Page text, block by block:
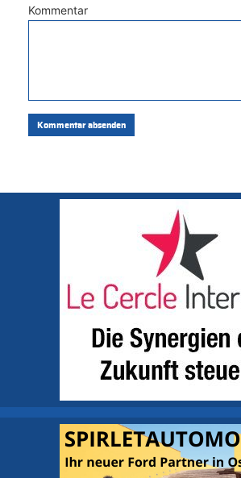
Kommentar